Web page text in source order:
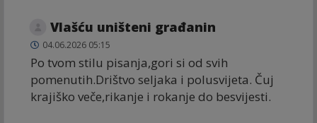
Vlašću uništeni građanin
04.06.2026 05:15
Po tvom stilu pisanja,gori si od svih
pomenutih.Drištvo seljaka i polusvijeta. Čuj
krajiško veče,rikanje i rokanje do besvijesti.